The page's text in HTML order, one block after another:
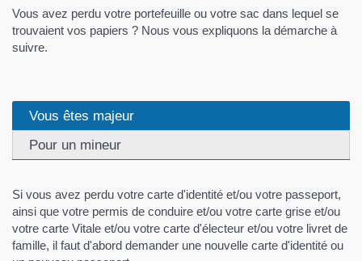
Vous avez perdu votre portefeuille ou votre sac dans lequel se
trouvaient vos papiers ? Nous vous expliquons la démarche à
suivre.
Vous êtes majeur
Pour un mineur
Si vous avez perdu votre carte d'identité et/ou votre passeport,
ainsi que votre permis de conduire et/ou votre carte grise et/ou
votre carte Vitale et/ou votre carte d'électeur et/ou votre livret de
famille, il faut d'abord demander une nouvelle carte d'identité ou